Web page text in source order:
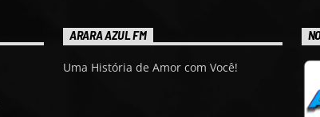
ARARA AZUL FM
Uma História de Amor com Você!